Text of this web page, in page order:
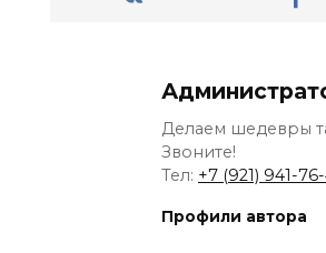
Делаем шедевры
Звоните!
Тел: +7 (921) 941-
Профили автора